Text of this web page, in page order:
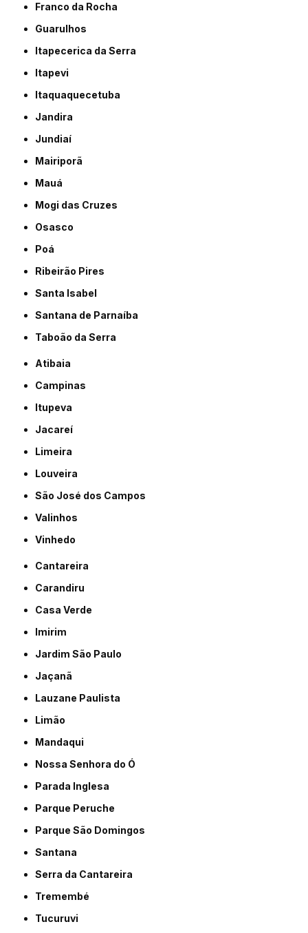
Franco da Rocha
Guarulhos
Itapecerica da Serra
Itapevi
Itaquaquecetuba
Jandira
Jundiaí
Mairiporã
Mauá
Mogi das Cruzes
Osasco
Poá
Ribeirão Pires
Santa Isabel
Santana de Parnaíba
Taboão da Serra
Atibaia
Campinas
Itupeva
Jacareí
Limeira
Louveira
São José dos Campos
Valinhos
Vinhedo
Cantareira
Carandiru
Casa Verde
Imirim
Jardim São Paulo
Jaçanã
Lauzane Paulista
Limão
Mandaqui
Nossa Senhora do Ó
Parada Inglesa
Parque Peruche
Parque São Domingos
Santana
Serra da Cantareira
Tremembé
Tucuruvi